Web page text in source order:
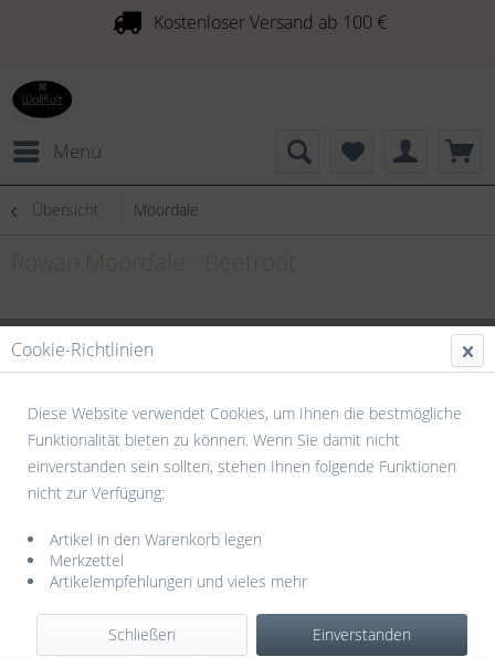
Kostenloser Versand ab 100 €
Menü
Übersicht Moordale
21,15 € *
Inhalt:0.1 Kilogramm (211,50 € * / 1 Kilogramm)
zzgl. Versandkosten
Cookie-Richtlinien
Diese Website verwendet Cookies, um Ihnen die bestmögliche
Funktionalität bieten zu können. Wenn Sie damit nicht
einverstanden sein sollten, stehen Ihnen folgende Funktionen
nicht zur Verfügung:
Artikel in den Warenkorb legen
Merkzettel
Artikelempfehlungen und vieles mehr
Einverstanden
Schließen